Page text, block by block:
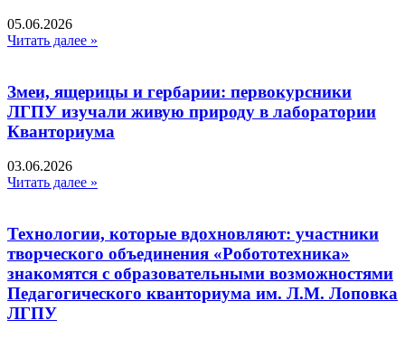
05.06.2026
Читать далее »
Змеи, ящерицы и гербарии: первокурсники
ЛГПУ изучали живую природу в лаборатории
Кванториума
03.06.2026
Читать далее »
Технологии, которые вдохновляют: участники
творческого объединения «Робототехника»
знакомятся с образовательными возможностями
Педагогического кванториума им. Л.М. Лоповка
ЛГПУ